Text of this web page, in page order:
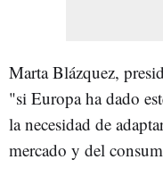
Marta Blázquez,
"si Europa ha dado
la necesidad de
mercado y del